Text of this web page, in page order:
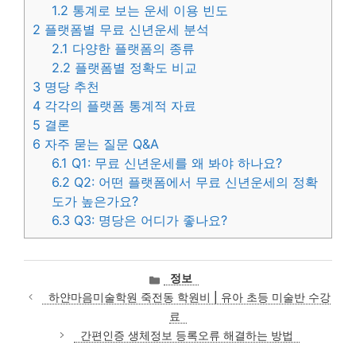
1.2 통계로 보는 운세 이용 빈도
2 플랫폼별 무료 신년운세 분석
2.1 다양한 플랫폼의 종류
2.2 플랫폼별 정확도 비교
3 명당 추천
4 각각의 플랫폼 통계적 자료
5 결론
6 자주 묻는 질문 Q&A
6.1 Q1: 무료 신년운세를 왜 봐야 하나요?
6.2 Q2: 어떤 플랫폼에서 무료 신년운세의 정확
도가 높은가요?
6.3 Q3: 명당은 어디가 좋나요?
카
테
고
리
정보
하얀마음미술학원 죽전동 학원비 | 유아 초등 미술반 수강
료
간편인증 생체정보 등록오류 해결하는 방법